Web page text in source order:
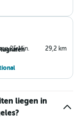
25 Min. 29,2 km
liegen in